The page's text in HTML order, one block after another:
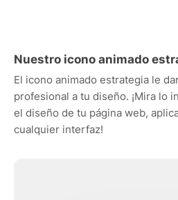
Nuestro icono animado
El icono animado estrategia le
profesional a tu diseño. ¡Mira lo
el diseño de tu página web,
cualquier interfaz!